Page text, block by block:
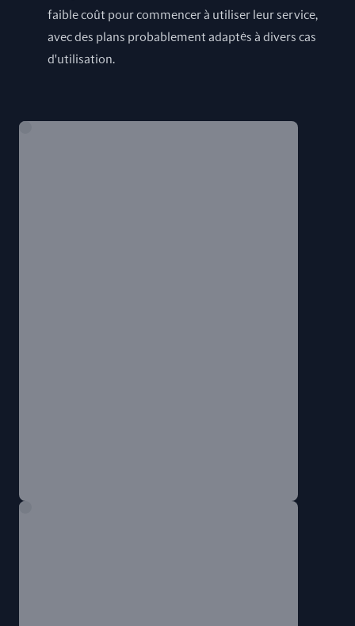
faible coût pour commencer à utiliser leur service,
avec des plans probablement adaptés à divers cas
d'utilisation.